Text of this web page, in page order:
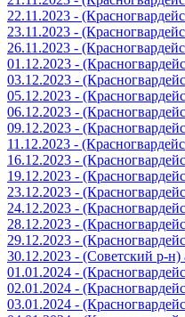
22.11.2023 -
23.11.2023 -
26.11.2023 -
01.12.2023 -
03.12.2023 -
05.12.2023 -
06.12.2023 -
09.12.2023 -
11.12.2023 -
16.12.2023 -
19.12.2023 -
23.12.2023 -
24.12.2023 -
28.12.2023 -
29.12.2023 -
30.12.2023 - (Советский р-
01.01.2024 -
02.01.2024 -
03.01.2024 -